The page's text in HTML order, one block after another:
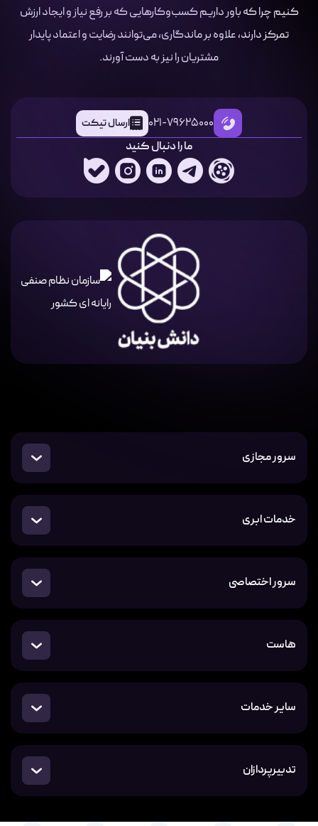
کنیم چرا که باور داریم کسب‌وکارهایی که بر رفع نیاز و ایجاد ارزش
تمرکز دارند، علاوه بر ماندگاری، می‌توانند رضایت و اعتماد پایدار
مشتریان را نیز به دست آورند.
021-79625000 ارسال تیکت
ما را دنبال کنید
سرور مجازی
خدمات ابری
سرور اختصاصی
هاست
سایر خدمات
تدبیرپردازان